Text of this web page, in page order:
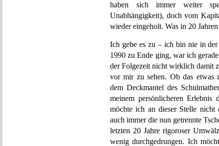
haben sich immer weiter
Unabhängigkeit), doch vom
wieder eingeholt. Was in 20
Ich gebe es zu – ich bin nie in
1990 zu Ende ging, war ich
der Folgezeit nicht wirklich damit
vor mir zu sehen. Ob das etwas
dem Deckmantel des
meinem persönlicheren Erlebnis
möchte ich an dieser Stelle
auch immer die nun getrennte
letzten 20 Jahre rigoroser
wenig durchgedrungen. Ich